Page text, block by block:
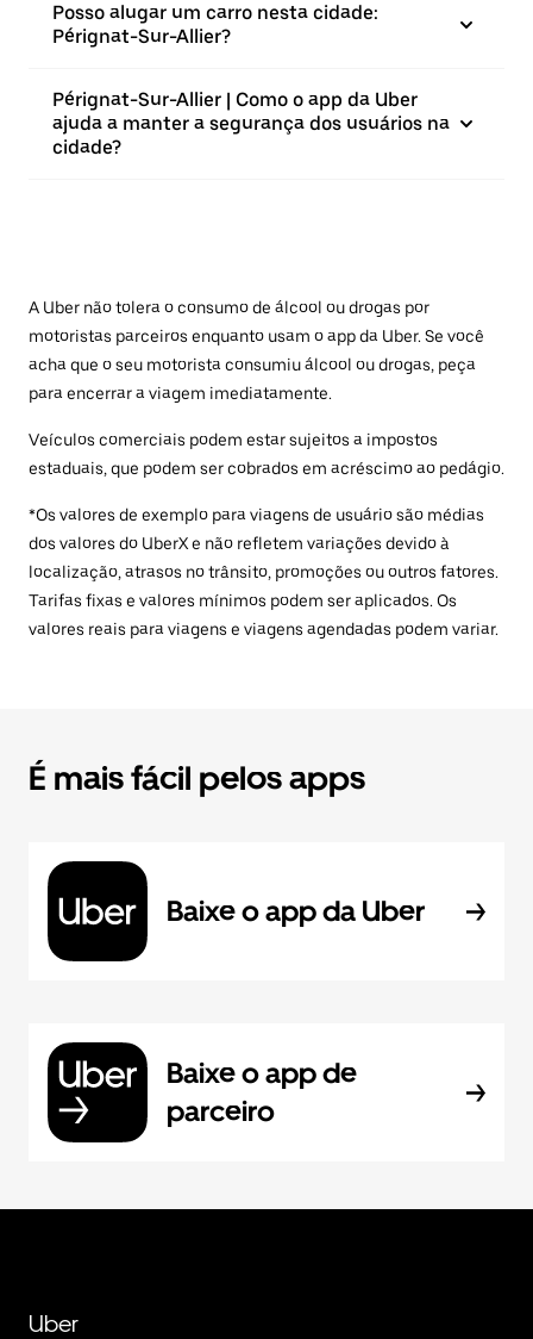
Posso alugar um carro nesta cidade:
Pérignat-Sur-Allier?
Pérignat-Sur-Allier | Como o app da Uber
ajuda a manter a segurança dos usuários na
cidade?
A Uber não tolera o consumo de álcool ou drogas por
motoristas parceiros enquanto usam o app da Uber. Se você
acha que o seu motorista consumiu álcool ou drogas, peça
para encerrar a viagem imediatamente.
Veículos comerciais podem estar sujeitos a impostos
estaduais, que podem ser cobrados em acréscimo ao pedágio.
*Os valores de exemplo para viagens de usuário são médias
dos valores do UberX e não refletem variações devido à
localização, atrasos no trânsito, promoções ou outros fatores.
Tarifas fixas e valores mínimos podem ser aplicados. Os
valores reais para viagens e viagens agendadas podem variar.
É mais fácil pelos apps
Baixe o app da Uber
Baixe o app de
parceiro
Uber